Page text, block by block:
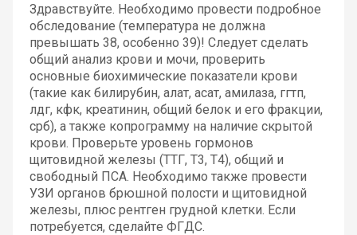
Здравствуйте. Необходимо провести подробное
обследование (температура не должна
превышать 38, особенно 39)! Следует сделать
общий анализ крови и мочи, проверить
основные биохимические показатели крови
(такие как билирубин, алат, асат, амилаза, ггтп,
лдг, кфк, креатинин, общий белок и его фракции,
срб), а также копрограмму на наличие скрытой
крови. Проверьте уровень гормонов
щитовидной железы (ТТГ, Т3, Т4), общий и
свободный ПСА. Необходимо также провести
УЗИ органов брюшной полости и щитовидной
железы, плюс рентген грудной клетки. Если
потребуется, сделайте ФГДС.